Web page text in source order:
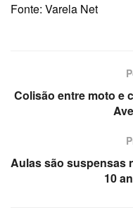
Fonte: Varela Net
Colisão entre moto e
Aulas são suspensas
10